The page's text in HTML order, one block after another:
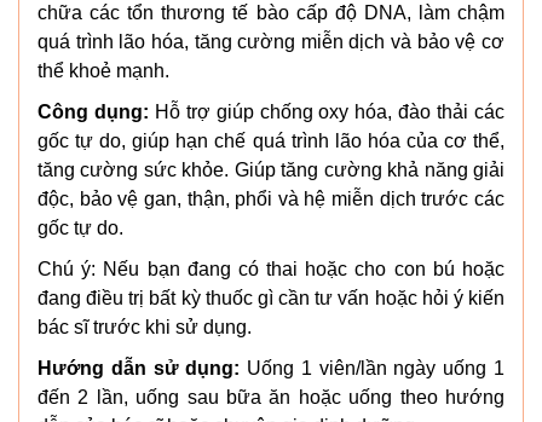
chữa các tổn thương tế bào cấp độ DNA, làm chậm
quá trình lão hóa, tăng cường miễn dịch và bảo vệ cơ
thể khoẻ mạnh.
Công dụng: Hỗ trợ giúp chống oxy hóa, đào thải các
gốc tự do, giúp hạn chế quá trình lão hóa của cơ thể,
tăng cường sức khỏe. Giúp tăng cường khả năng giải
độc, bảo vệ gan, thận, phổi và hệ miễn dịch trước các
gốc tự do.
Chú ý: Nếu bạn đang có thai hoặc cho con bú hoặc
đang điều trị bất kỳ thuốc gì cần tư vấn hoặc hỏi ý kiến
bác sĩ trước khi sử dụng.
Hướng dẫn sử dụng: Uống 1 viên/lần ngày uống 1
đến 2 lần, uống sau bữa ăn hoặc uống theo hướng